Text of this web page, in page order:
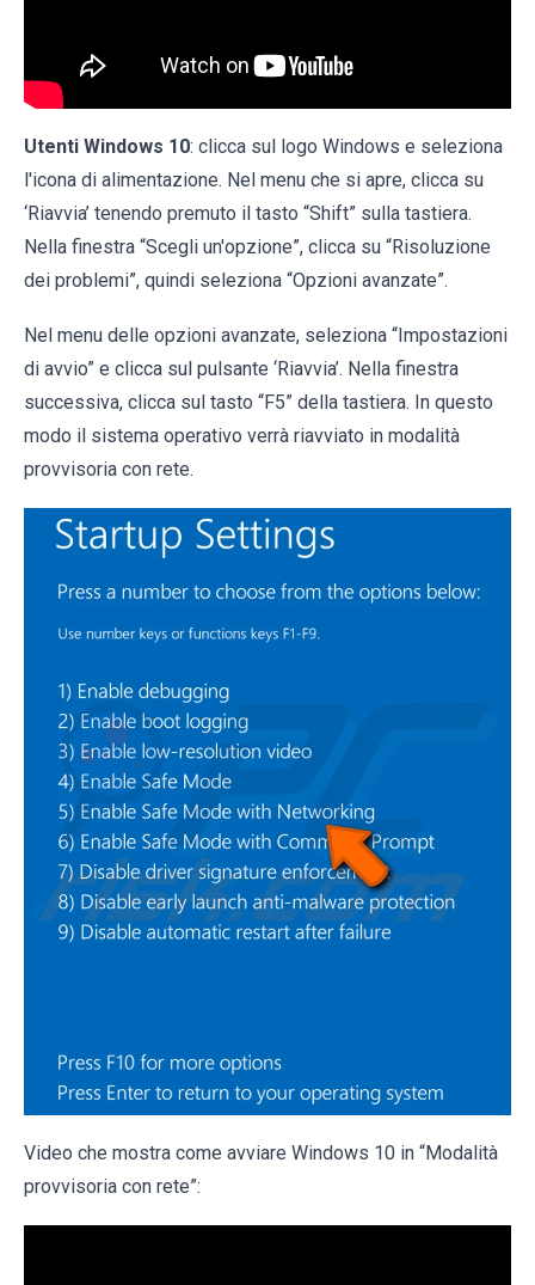
Utenti Windows 10: clicca sul logo Windows e seleziona
l'icona di alimentazione. Nel menu che si apre, clicca su
‘Riavvia’ tenendo premuto il tasto “Shift” sulla tastiera.
Nella finestra “Scegli un'opzione”, clicca su “Risoluzione
dei problemi”, quindi seleziona “Opzioni avanzate”.
Nel menu delle opzioni avanzate, seleziona “Impostazioni
di avvio” e clicca sul pulsante ‘Riavvia’. Nella finestra
successiva, clicca sul tasto “F5” della tastiera. In questo
modo il sistema operativo verrà riavviato in modalità
provvisoria con rete.
Video che mostra come avviare Windows 10 in “Modalità
provvisoria con rete”: